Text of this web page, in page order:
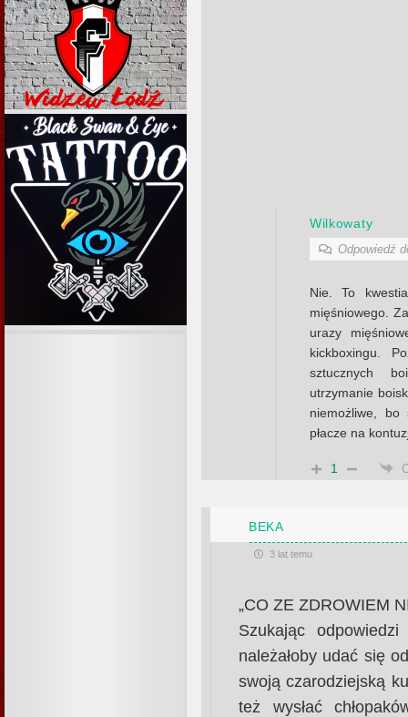
Wilkowaty
Odpowiedź
Nie. To
mięśniowego.
urazy
kickboxingu.
sztucznych
utrzymanie
niemożliwe,
płacze na
1
BEKA
3 lat temu
„CO ZE ZDROWIEM
Szukając
należałoby udać się
swoją czarodziejską
też wysłać